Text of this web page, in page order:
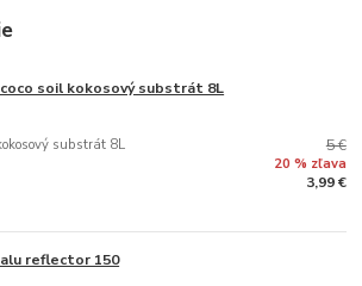
soil kokosový substrát 8L
substrát 8L 5 €
20 % zľava
3,99 €
reflector 150